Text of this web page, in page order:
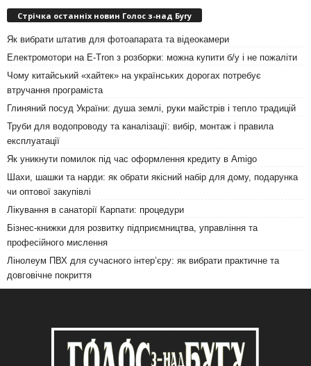
Стрічка останніх новин Голос з-над Бугу
Як вибрати штатив для фотоапарата та відеокамери
Електромотори на E-Tron з розборки: можна купити б/у і не пожаліти
Чому китайський «хайтек» на українських дорогах потребує
втручання програміста
Глиняний посуд України: душа землі, руки майстрів і тепло традицій
Труби для водопроводу та каналізації: вибір, монтаж і правила
експлуатації
Як уникнути помилок під час оформлення кредиту в Amigo
Шахи, шашки та нарди: як обрати якісний набір для дому, подарунка
чи оптової закупівлі
Лікування в санаторії Карпати: процедури
Бізнес-книжки для розвитку підприємництва, управління та
професійного мислення
Лінолеум ПВХ для сучасного інтер’єру: як вибрати практичне та
довговічне покриття